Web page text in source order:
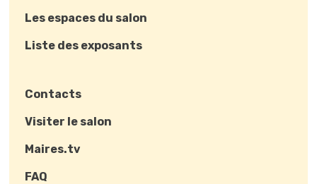
Les espaces du salon
Liste des exposants
Contacts
Visiter le salon
Maires.tv
FAQ